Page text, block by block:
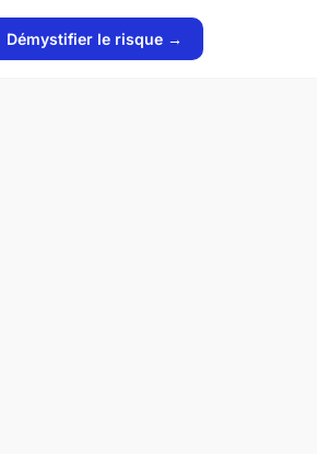
Démystifier le risque →